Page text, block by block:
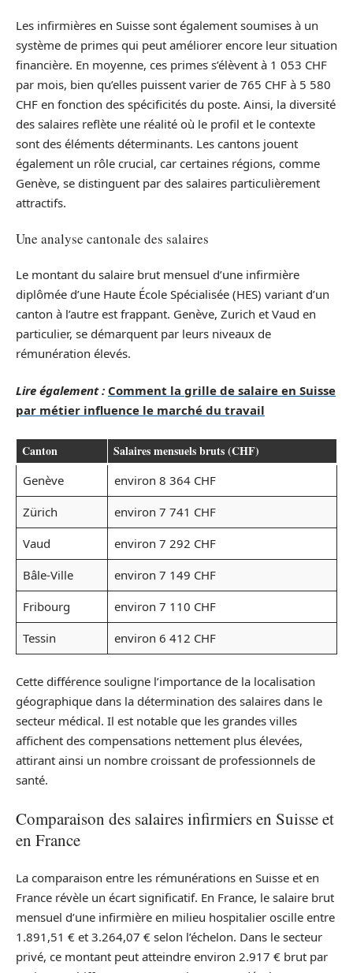
Les infirmières en Suisse sont également soumises à un
système de primes qui peut améliorer encore leur situation
financière. En moyenne, ces primes s’élèvent à 1 053 CHF
par mois, bien qu’elles puissent varier de 765 CHF à 5 580
CHF en fonction des spécificités du poste. Ainsi, la diversité
des salaires reflète une réalité où le profil et le contexte
sont des éléments déterminants. Les cantons jouent
également un rôle crucial, car certaines régions, comme
Genève, se distinguent par des salaires particulièrement
attractifs.
Une analyse cantonale des salaires
Le montant du salaire brut mensuel d’une infirmière
diplômée d’une Haute École Spécialisée (HES) variant d’un
canton à l’autre est frappant. Genève, Zurich et Vaud en
particulier, se démarquent par leurs niveaux de
rémunération élevés.
Lire également : Comment la grille de salaire en Suisse
par métier influence le marché du travail
Canton Salaires mensuels bruts (CHF)
Genève
environ 8 364 CHF
Zürich
environ 7 741 CHF
Vaud
environ 7 292 CHF
Bâle-Ville
environ 7 149 CHF
Fribourg
environ 7 110 CHF
Tessin
environ 6 412 CHF
Cette différence souligne l’importance de la localisation
géographique dans la détermination des salaires dans le
secteur médical. Il est notable que les grandes villes
affichent des compensations nettement plus élevées,
attirant ainsi un nombre croissant de professionnels de
santé.
Comparaison des salaires infirmiers en Suisse et
en France
La comparaison entre les rémunérations en Suisse et en
France révèle un écart significatif. En France, le salaire brut
mensuel d’une infirmière en milieu hospitalier oscille entre
1.891,51 € et 3.264,07 € selon l’échelon. Dans le secteur
privé, ce montant peut atteindre environ 2.917 € brut par